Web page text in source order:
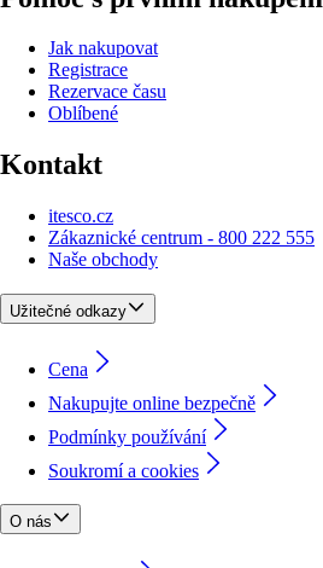
Jak nakupovat
Registrace
Rezervace času
Oblíbené
Kontakt
itesco.cz
Zákaznické centrum - 800 222 555
Naše obchody
Užitečné odkazy
Cena
Nakupujte online bezpečně
Podmínky používání
Soukromí a cookies
O nás